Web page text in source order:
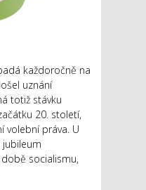
každoročně na
uznání
totiž stávku
20. století,
volební práva. U
jubileum
socialismu,